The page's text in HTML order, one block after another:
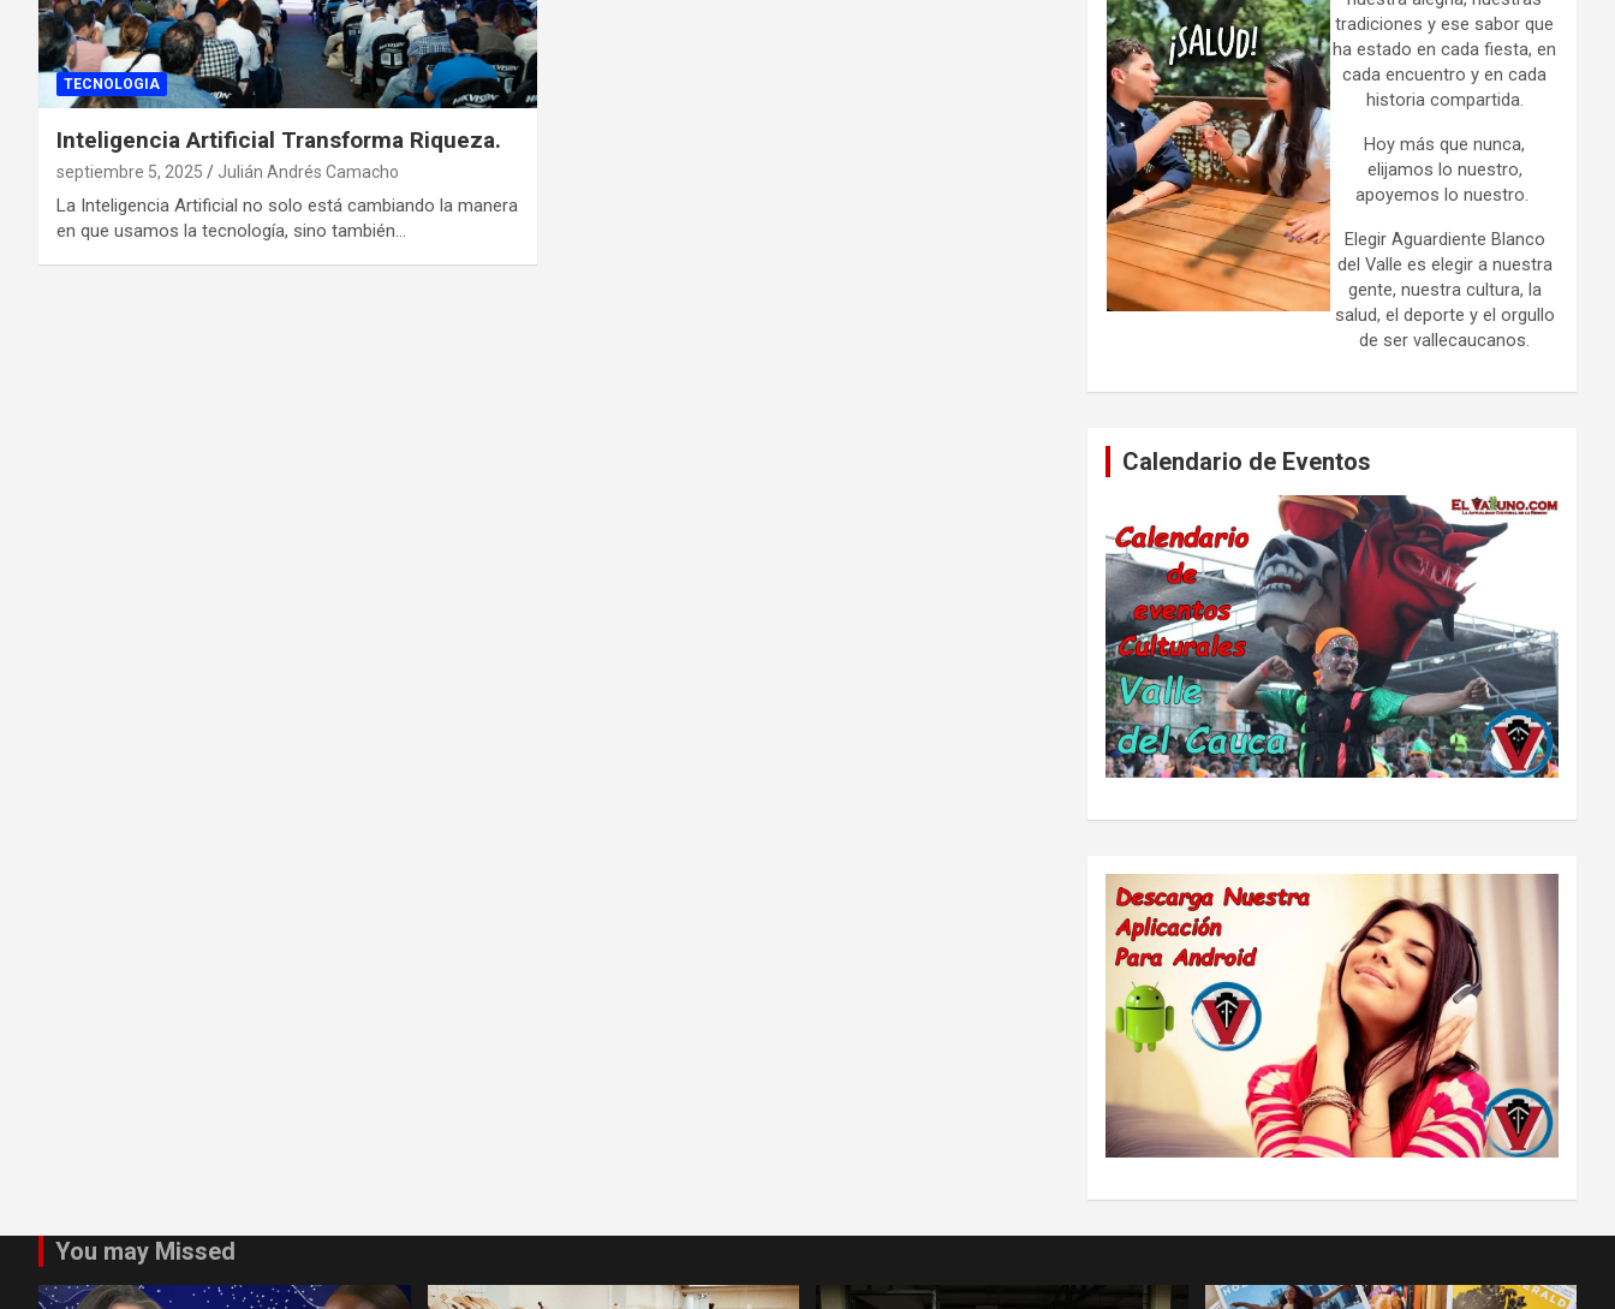
TECNOLOGIA
Inteligencia Artificial Transforma Riqueza.
septiembre 5, 2025 Julián Andrés Camacho
La Inteligencia Artificial no solo está cambiando la manera
en que usamos la tecnología, sino también…
tradiciones y ese sabor que
ha estado en cada fiesta, en
cada encuentro y en cada
historia compartida.
Hoy más que nunca,
elijamos lo nuestro,
apoyemos lo nuestro.
Elegir Aguardiente Blanco
del Valle es elegir a nuestra
gente, nuestra cultura, la
salud, el deporte y el orgullo
de ser vallecaucanos.
Calendario de Eventos
You may Missed